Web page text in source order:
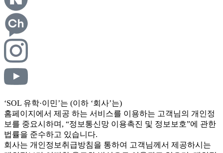
‘SOL 유학·이민’는 (이하 ‘회사’는)
홈페이지에서 제공 하는 서비스를 이용하는 고객님의 개인정
보를 중요시하며, “정보통신망 이용촉진 및 정보보호”에 관한